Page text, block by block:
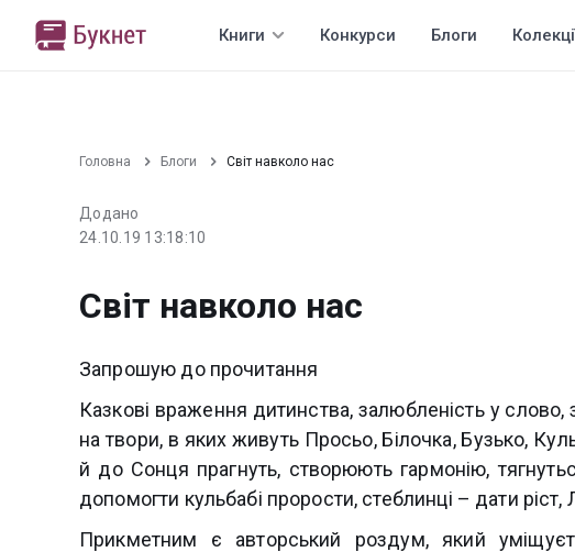
Книги Конкурси Блоги
Головна Блоги Світ навколо нас
Додано
24.10.19 13:18:10
Світ навколо нас
Запрошую до прочитання
Казкові враження дитинства, залюбленість у слово,
на твори, в яких живуть Просьо, Білочка, Бузько,
й до Сонця прагнуть, створюють гармонію,
допомогти кульбабі прорости, стеблинці – дати ріст,
Прикметним є авторський роздум, який